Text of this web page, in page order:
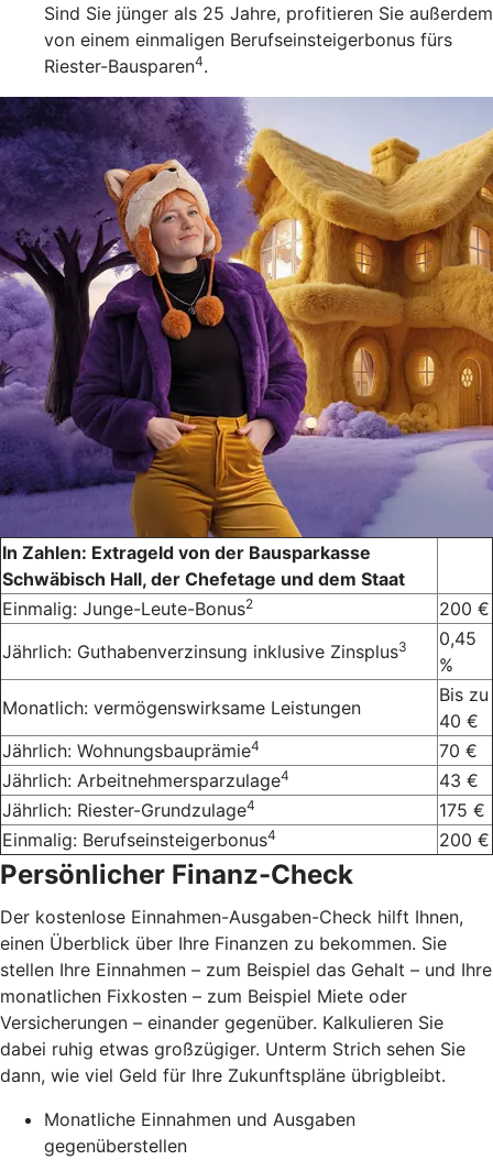
Sind Sie jünger als 25 Jahre, profitieren Sie außerdem
von einem einmaligen Berufseinsteigerbonus fürs
Riester-Bausparen4.
In Zahlen: Extrageld von der Bausparkasse
Schwäbisch Hall, der Chefetage und dem Staat
Einmalig: Junge-Leute-Bonus2
200 €
Jährlich: Guthabenverzinsung inklusive Zinsplus3
0,45
%
Monatlich: vermögenswirksame Leistungen
Bis zu
40 €
Jährlich: Wohnungsbauprämie4
70 €
Jährlich: Arbeitnehmersparzulage4
43 €
Jährlich: Riester-Grundzulage4
175 €
Einmalig: Berufseinsteigerbonus4 200 €
Persönlicher Finanz-Check
Der kostenlose Einnahmen-Ausgaben-Check hilft Ihnen,
einen Überblick über Ihre Finanzen zu bekommen. Sie
stellen Ihre Einnahmen – zum Beispiel das Gehalt – und Ihre
monatlichen Fixkosten – zum Beispiel Miete oder
Versicherungen – einander gegenüber. Kalkulieren Sie
dabei ruhig etwas großzügiger. Unterm Strich sehen Sie
dann, wie viel Geld für Ihre Zukunftspläne übrigbleibt.
Monatliche Einnahmen und Ausgaben
gegenüberstellen